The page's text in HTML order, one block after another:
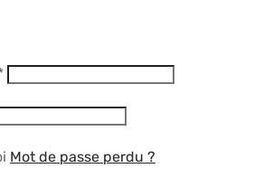
Obligatoire
Mot de passe perdu ?